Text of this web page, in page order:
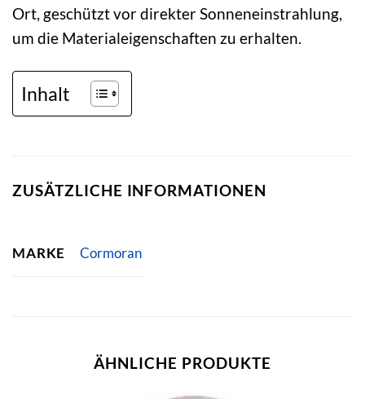
Ort, geschützt vor direkter Sonneneinstrahlung,
um die Materialeigenschaften zu erhalten.
Inhalt
ZUSÄTZLICHE INFORMATIONEN
MARKE Cormoran
ÄHNLICHE PRODUKTE